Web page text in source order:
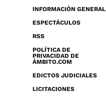
INFORMACIÓN GENERAL
ESPECTÁCULOS
RSS
POLÍTICA DE
PRIVACIDAD DE
ÁMBITO.COM
EDICTOS JUDICIALES
LICITACIONES